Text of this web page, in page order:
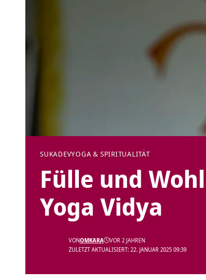
SUKADEVYOGA & SPIRITUALITÄT
Fülle und
Yoga Vidya
ZULETZT AKTUALISIERT: 22. JANUAR 2025 09:39
VONOMKARA VOR 2 JAHREN